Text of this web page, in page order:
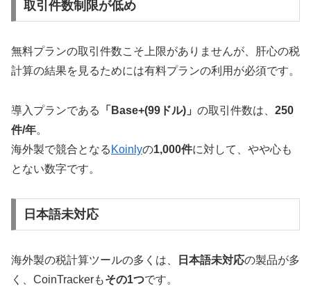
取引件数制限が低め
無料プランの取引件数こそ上限がありませんが、肝心の税
計算の結果を見るためには有料プランの利用が必須です。
導入プランである 「Base+(99ドル)」 の取引件数は、 250
件/年。
海外製で競合となる Koinlyの1,000件に対して、やや心も
とない数字です。
日本語未対応
海外製の税計算ツールの多くは、 日本語未対応の製品が多
く、CoinTrackerもその1つです。